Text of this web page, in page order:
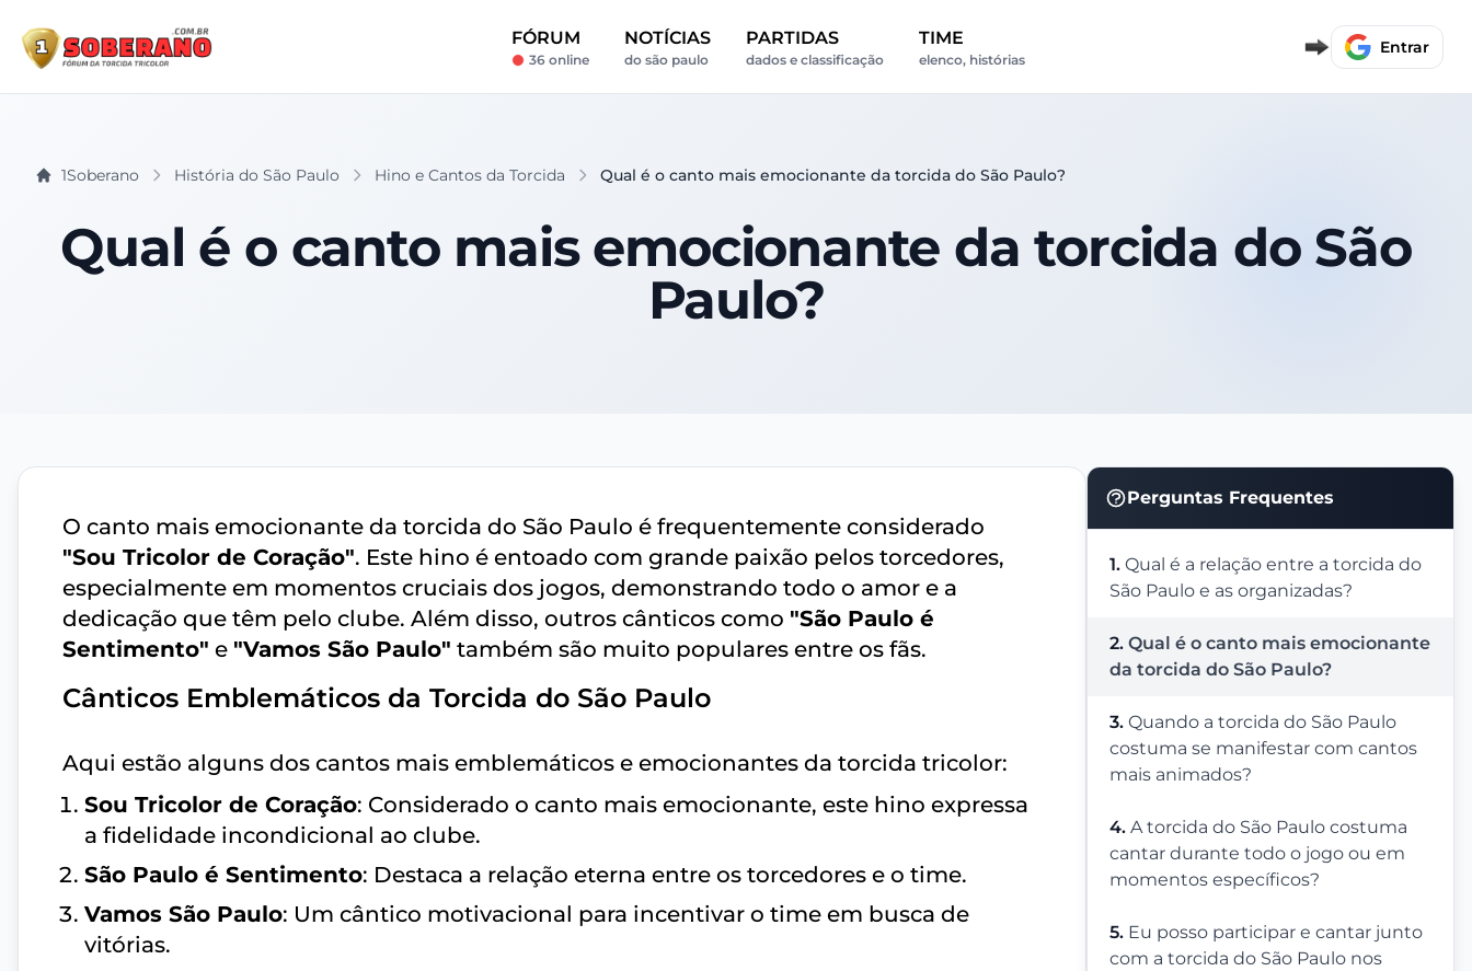
FÓRUM
36 online
NOTÍCIAS
do são paulo
PARTIDAS
dados e classificação
TIME
elenco, histórias
Entrar
1Soberano História do São Paulo Hino e Cantos da Torcida Qual é o canto mais emocionante da torcida do São Paulo?
Qual é o canto mais emocionante da torcida do São
Paulo?
Perguntas Frequentes
1. Qual é a relação entre a torcida do
São Paulo e as organizadas?
2. Qual é o canto mais emocionante
da torcida do São Paulo?
3. Quando a torcida do São Paulo
costuma se manifestar com cantos
mais animados?
4. A torcida do São Paulo costuma
cantar durante todo o jogo ou em
momentos específicos?
5. Eu posso participar e cantar junto
com a torcida do São Paulo nos
O canto mais emocionante da torcida do São Paulo é frequentemente considerado
"Sou Tricolor de Coração". Este hino é entoado com grande paixão pelos torcedores,
especialmente em momentos cruciais dos jogos, demonstrando todo o amor e a
dedicação que têm pelo clube. Além disso, outros cânticos como "São Paulo é
Sentimento" e "Vamos São Paulo" também são muito populares entre os fãs.
Cânticos Emblemáticos da Torcida do São Paulo
Aqui estão alguns dos cantos mais emblemáticos e emocionantes da torcida tricolor:
Sou Tricolor de Coração: Considerado o canto mais emocionante, este hino expressa
a fidelidade incondicional ao clube.
São Paulo é Sentimento: Destaca a relação eterna entre os torcedores e o time.
Vamos São Paulo: Um cântico motivacional para incentivar o time em busca de
vitórias.